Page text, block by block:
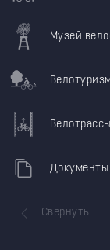
Музей
Велотрассы
Документы
Свернуть